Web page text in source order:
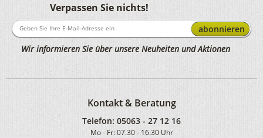
Verpassen Sie nichts!
abonnieren
Wir informieren Sie über unsere Neuheiten und Aktionen
Kontakt & Beratung
Telefon: 05063 - 27 12 16
Mo - Fr: 07.30 - 16.30 Uhr